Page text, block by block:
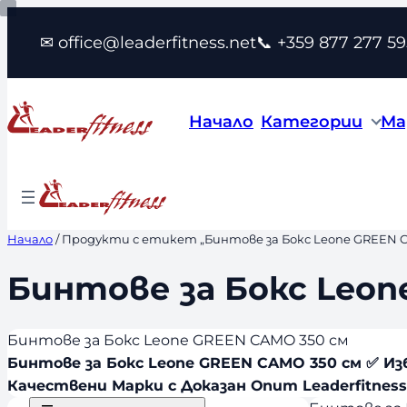
Към
съдържанието
✉ office@leaderfitness.net📞 +359 877 277
Начало Категории
Начало/ Продукти с етикет „Бинтове за Бокс Leone GREEN
Бинтове за Бокс
Бинтове за Бокс Leone GREEN CAMO 350 см
Бинтове за Бокс Leone GREEN CAMO 350 см
Качествени Марки с Доказан Опит